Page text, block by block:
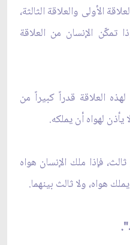
الأولى والعلاقة الثالثة،
تمكّن الإنسان من العلاقة
العلاقة قدراً كبيراً من
يأذن لهواه أن يملكه.
فإذا ملك الإنسان هواه
هواه، ولا ثالث بينهما.